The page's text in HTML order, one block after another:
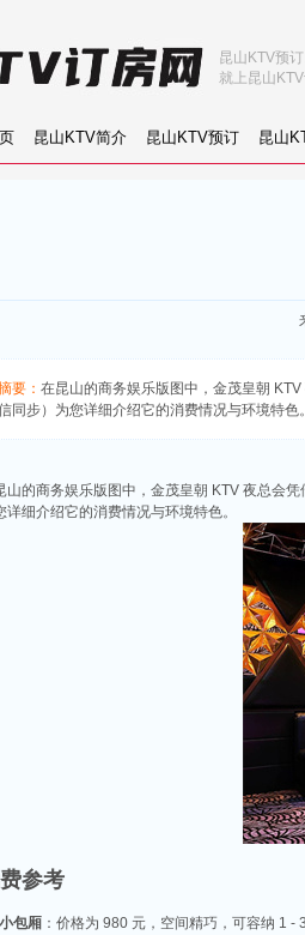
昆山KTV简介 昆山KTV预订 昆山
昆山KTV预
就上昆山
要： 在昆山的商务娱乐版图中，金茂皇朝
同步）为您详细介绍它的消费情况与环境特色。
山的商务娱乐版图中，金茂皇朝 KTV 夜总会
详细介绍它的消费情况与环境特色。
参考
小包厢 ：价格为 980 元，空间精巧，可容纳 1